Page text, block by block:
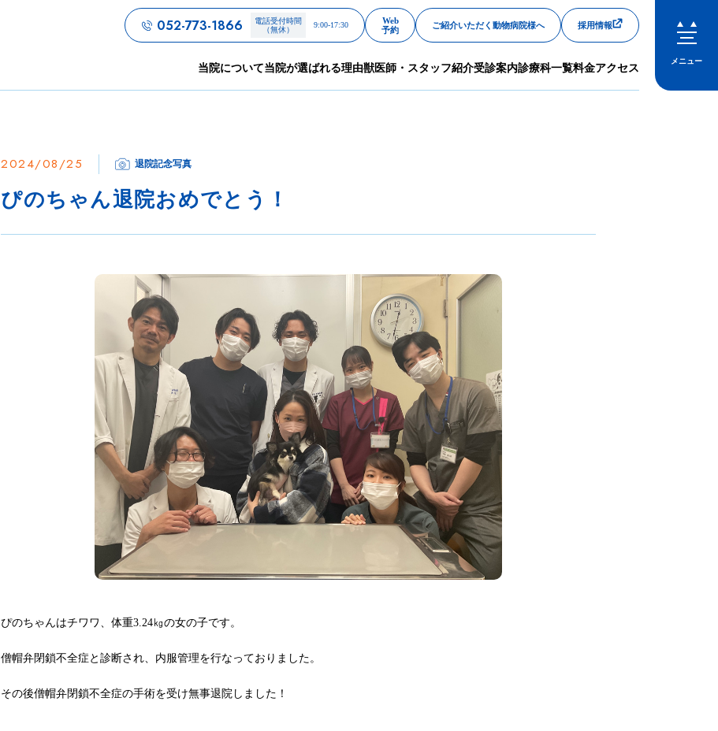
052-773-1866
電話受付時間
（無休）
9:00-17:30
Web
予約
ご紹介いただく動物病院様へ 採用情報
当院について当院が選ばれる理由獣医師・スタッフ紹介受診案内診療科一覧料金アクセス
メニュー
2024/08/25 退院記念写真
ぴのちゃん退院おめでとう！
ぴのちゃんはチワワ、体重3.24㎏の女の子です。
僧帽弁閉鎖不全症と診断され、内服管理を行なっておりました。
その後僧帽弁閉鎖不全症の手術を受け無事退院しました！